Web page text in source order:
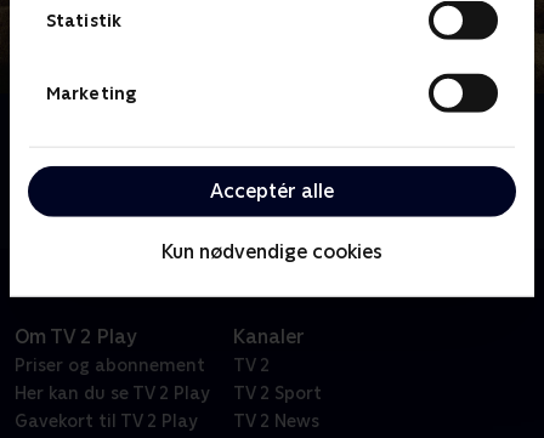
Statistik
Marketing
Acceptér alle
Kun nødvendige cookies
en gruppe amatørhåndværkere, der har ambitionen
om at blive iværksættere.
Om TV 2 Play
Priser og abonnement
Her kan du se TV 2 Play
Gavekort til TV 2 Play
Kanaler
TV 2
TV 2 Sport
TV 2 News